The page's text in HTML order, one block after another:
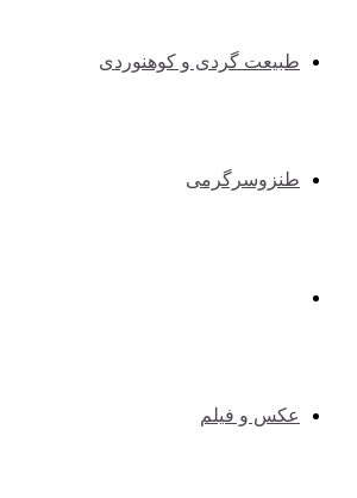
طبیعت گردی و کوهنوردی
طنزوسرگرمی
عکس و فیلم